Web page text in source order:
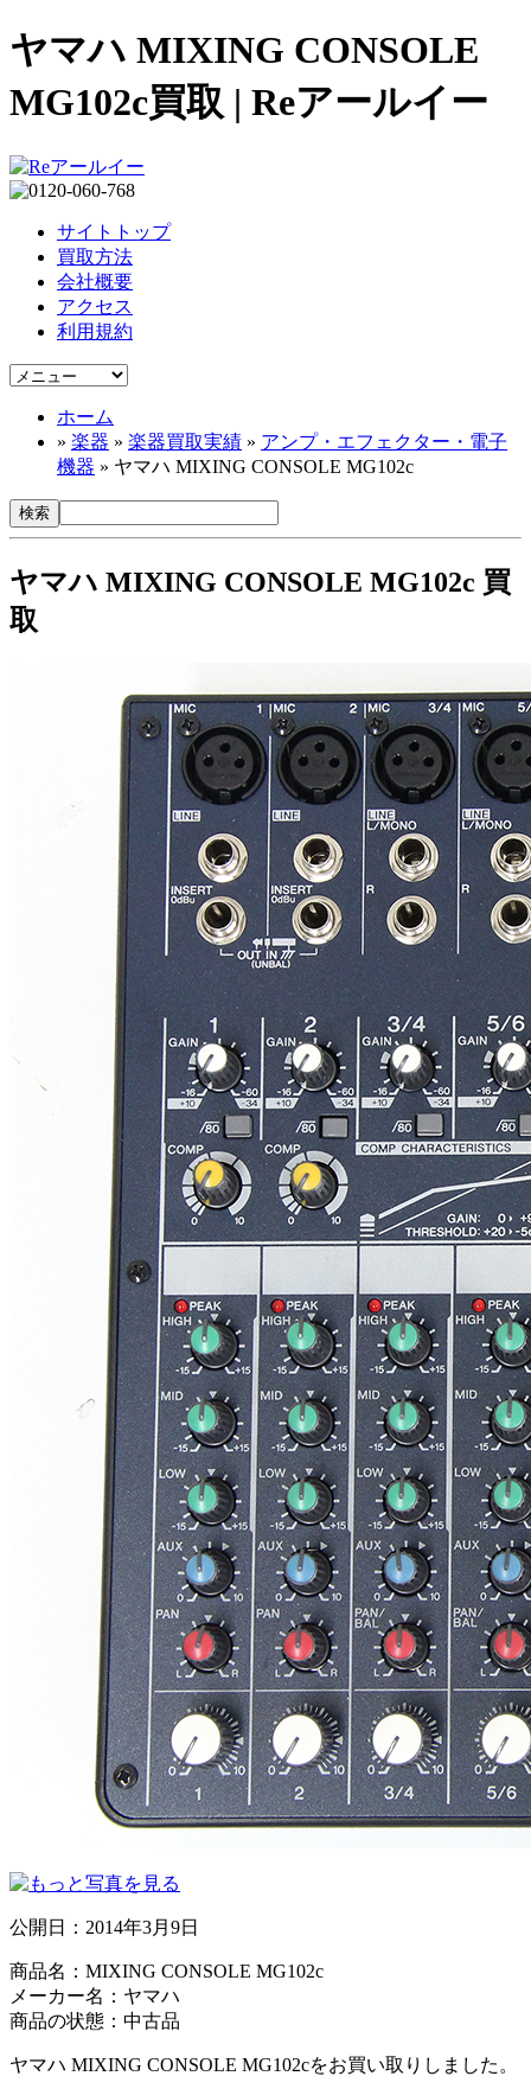
ヤマハ MIXING CONSOLE
MG102c買取 | Reアールイー
サイトトップ
買取方法
会社概要
アクセス
利用規約
ホーム
» 楽器 » 楽器買取実績 » アンプ・エフェクター・電子
機器 » ヤマハ MIXING CONSOLE MG102c
ヤマハ MIXING CONSOLE MG102c 買
取
公開日： 2014年3月9日
商品名：MIXING CONSOLE MG102c
メーカー名：ヤマハ
商品の状態：中古品
ヤマハ MIXING CONSOLE MG102cをお買い取りしました。